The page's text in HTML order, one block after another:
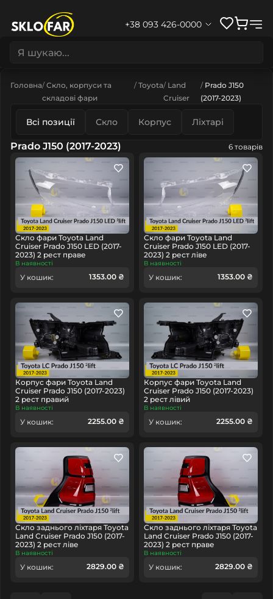
+38 093 426-0000
Головна Скло, корпуси та
складові фари
Toyota Land
Cruiser
Prado J150
(2017-2023)
Всі позиції Скло Корпус Ліхтарі
Prado J150 (2017-2023) 6 товарів
Скло фари Toyota Land
Cruiser Prado J150 LED (2017-
2023) 2 рест праве
В наявності
У кошик: 1353.00 ₴
Скло фари Toyota Land
Cruiser Prado J150 LED (2017-
2023) 2 рест ліве
В наявності
У кошик: 1353.00 ₴
Корпус фари Toyota Land
Cruiser Prado J150 (2017-2023)
2 рест правий
В наявності
У кошик: 2255.00 ₴
Корпус фари Toyota Land
Cruiser Prado J150 (2017-2023)
2 рест лівий
В наявності
У кошик: 2255.00 ₴
Скло заднього ліхтаря Toyota
Land Cruiser Prado J150 (2017-
2023) 2 рест ліве
В наявності
У кошик: 2829.00 ₴
Скло заднього ліхтаря Toyota
Land Cruiser Prado J150 (2017-
2023) 2 рест праве
В наявності
У кошик: 2829.00 ₴